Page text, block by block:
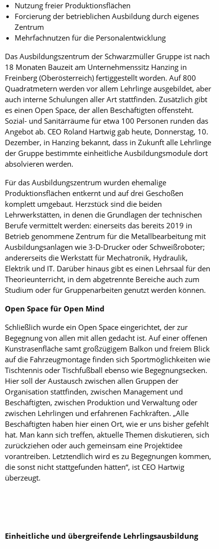
Nutzung freier Produktionsflächen
Forcierung der betrieblichen Ausbildung durch eigenes
Zentrum
Mehrfachnutzen für die Personalentwicklung
Das Ausbildungszentrum der Schwarzmüller Gruppe ist nach
18 Monaten Bauzeit am Unternehmenssitz Hanzing in
Freinberg (Oberösterreich) fertiggestellt worden. Auf 800
Quadratmetern werden vor allem Lehrlinge ausgebildet, aber
auch interne Schulungen aller Art stattfinden. Zusätzlich gibt
es einen Open Space, der allen Beschäftigten offensteht.
Sozial- und Sanitärräume für etwa 100 Personen runden das
Angebot ab. CEO Roland Hartwig gab heute, Donnerstag, 10.
Dezember, in Hanzing bekannt, dass in Zukunft alle Lehrlinge
der Gruppe bestimmte einheitliche Ausbildungsmodule dort
absolvieren werden.
Für das Ausbildungszentrum wurden ehemalige
Produktionsflächen entkernt und auf drei Geschoßen
komplett umgebaut. Herzstück sind die beiden
Lehrwerkstätten, in denen die Grundlagen der technischen
Berufe vermittelt werden: einerseits das bereits 2019 in
Betrieb genommene Zentrum für die Metallbearbeitung mit
Ausbildungsanlagen wie 3-D-Drucker oder Schweißroboter;
andererseits die Werkstatt für Mechatronik, Hydraulik,
Elektrik und IT. Darüber hinaus gibt es einen Lehrsaal für den
Theorieunterricht, in dem abgetrennte Bereiche auch zum
Studium oder für Gruppenarbeiten genutzt werden können.
Open Space für Open Mind
Schließlich wurde ein Open Space eingerichtet, der zur
Begegnung von allen mit allen gedacht ist. Auf einer offenen
Kunstrasenfläche samt großzügigem Balkon und freiem Blick
auf die Fahrzeugmontage finden sich Sportmöglichkeiten wie
Tischtennis oder Tischfußball ebenso wie Begegnungsecken.
Hier soll der Austausch zwischen allen Gruppen der
Organisation stattfinden, zwischen Management und
Beschäftigten, zwischen Produktion und Verwaltung oder
zwischen Lehrlingen und erfahrenen Fachkräften. „Alle
Beschäftigten haben hier einen Ort, wie er uns bisher gefehlt
hat. Man kann sich treffen, aktuelle Themen diskutieren, sich
zurückziehen oder auch gemeinsam eine Projektidee
vorantreiben. Letztendlich wird es zu Begegnungen kommen,
die sonst nicht stattgefunden hätten“, ist CEO Hartwig
überzeugt.
Einheitliche und übergreifende Lehrlingsausbildung